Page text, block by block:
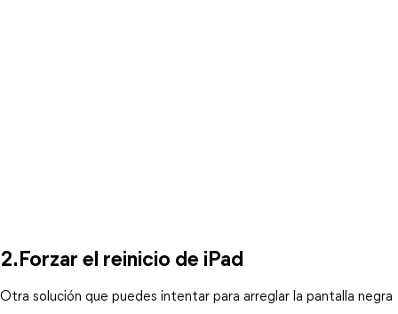
2.Forzar el reinicio de iPad
Otra solución que puedes intentar para arreglar la pantalla negra